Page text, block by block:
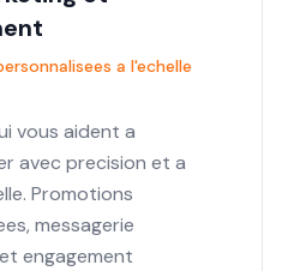
a l'echelle
vous aident a
avec precision et a
Promotions
messagerie
engagement